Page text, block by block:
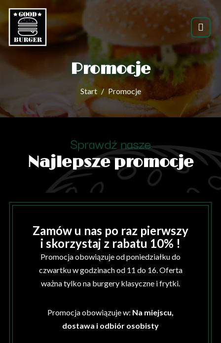
Promocje
Start Promocje
Sprawdź nasze
Najlepsze promocje
Zamów u nas po raz pierwszy
i skorzystaj z rabatu 10% !
Promocja obowiązuje od poniedziałku do
czwartku w godzinach od 11 do 16. Oferta
ważna tylko na burgery klasyczne i frytki.
Promocja obowiązuje w: Na miejscu,
dostawa i odbiór osobisty